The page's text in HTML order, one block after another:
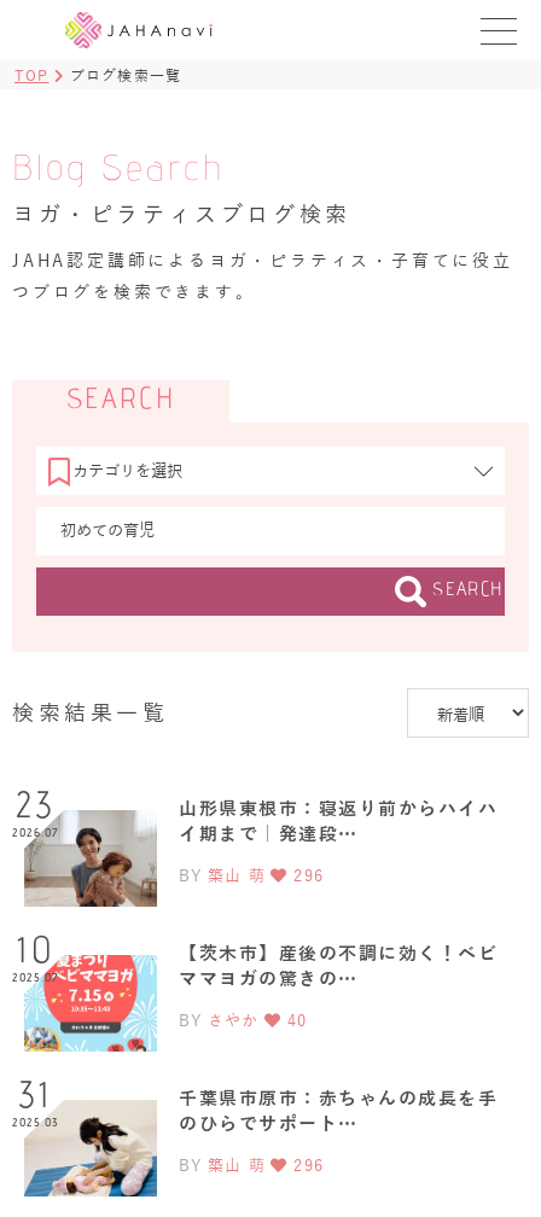
BLOG
ヨガ資格講座 ›
TOP ブログ検索一覧
Blog Search
ヨガ・ピラティスブログ検索
JAHA認定講師によるヨガ・ピラティス・子育てに役立
つブログを検索できます。
SEARCH
SEARCH
検索結果一覧
23
2026.07
山形県東根市：寝返り前からハイハ
イ期まで｜発達段…
BY 築山 萌 296
10
2025.07
【茨木市】産後の不調に効く！ベビ
ママヨガの驚きの…
BY さやか 40
31
2025.03
千葉県市原市：赤ちゃんの成長を手
のひらでサポート…
BY 築山 萌 296